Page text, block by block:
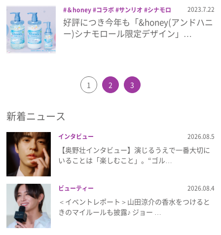
＆honey コラボ サンリオ
シナモロ
ール
2023.7.22
好評につき今年も「&honey(アンドハニ
ー)シナモロール限定デザイン」…
1 2 3
新着ニュース
インタビュー 2026.08.5
【奥野壮インタビュー】演じるうえで一番大切に
いることは「楽しむこと」。“ゴル…
ビューティー 2026.08.4
＜イベントレポート＞山田涼介の香水をつけると
きのマイルールも披露♪ ジョー …